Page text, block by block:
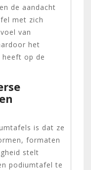
de aandacht
met zich
van
het
heeft op de
is dat ze
formaten
stelt
podiumtafel te